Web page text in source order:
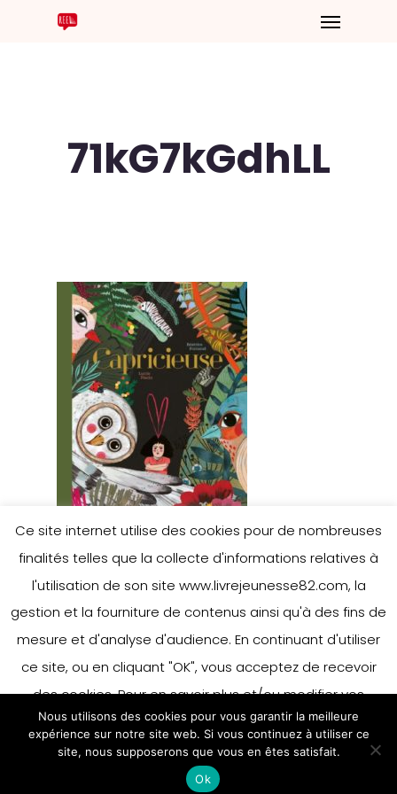
71kG7kGdhLL
Ce site internet utilise des cookies pour de nombreuses
finalités telles que la collecte d'informations relatives à
l'utilisation de son site www.livrejeunesse82.com, la
gestion et la fourniture de contenus ainsi qu'à des fins de
mesure et d'analyse d'audience. En continuant d'utiliser
ce site, ou en cliquant "OK", vous acceptez de recevoir
des cookies. Pour en savoir plus et/ou modifier vos
préférences en matière de cookies, merci de vous référer
à notre politique sur les cookies.
Accepter
En savoir plus
Nous utilisons des cookies pour vous garantir la meilleure
expérience sur notre site web. Si vous continuez à utiliser ce
site, nous supposerons que vous en êtes satisfait.
Ok